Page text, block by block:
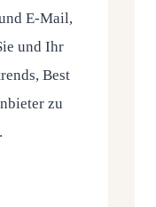
E‑Mail,
und Ihr
Best
zu